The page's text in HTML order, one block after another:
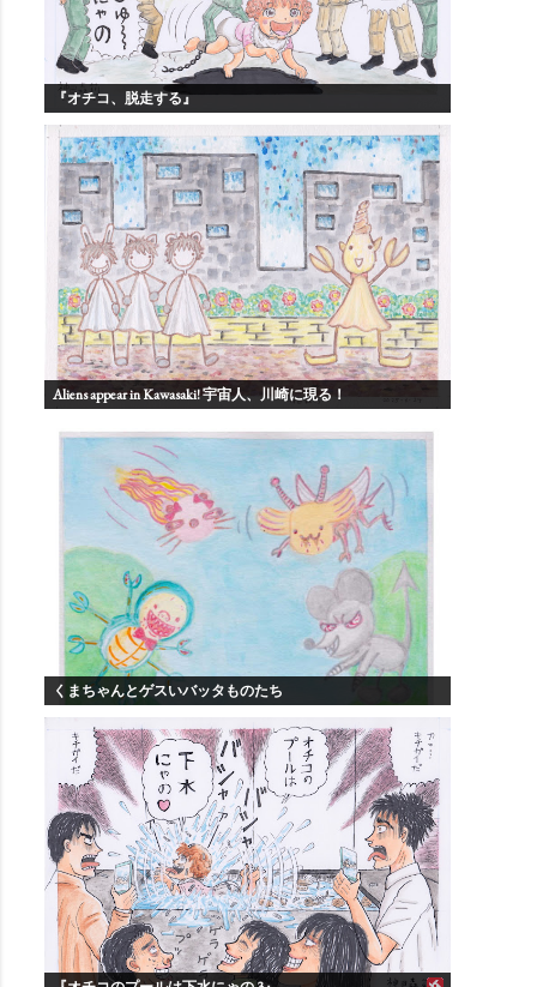
『オチコ、脱走する』
Aliens appear in Kawasaki! 宇宙人、川崎に現る！
くまちゃんとゲスいバッタものたち